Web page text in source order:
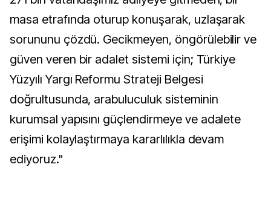
masa etrafında oturup konuşarak, uzlaşarak
sorununu çözdü. Gecikmeyen, öngörülebilir ve
güven veren bir adalet sistemi için; Türkiye
Yüzyılı Yargı Reformu Strateji Belgesi
doğrultusunda, arabuluculuk sisteminin
kurumsal yapısını güçlendirmeye ve adalete
erişimi kolaylaştırmaya kararlılıkla devam
ediyoruz."